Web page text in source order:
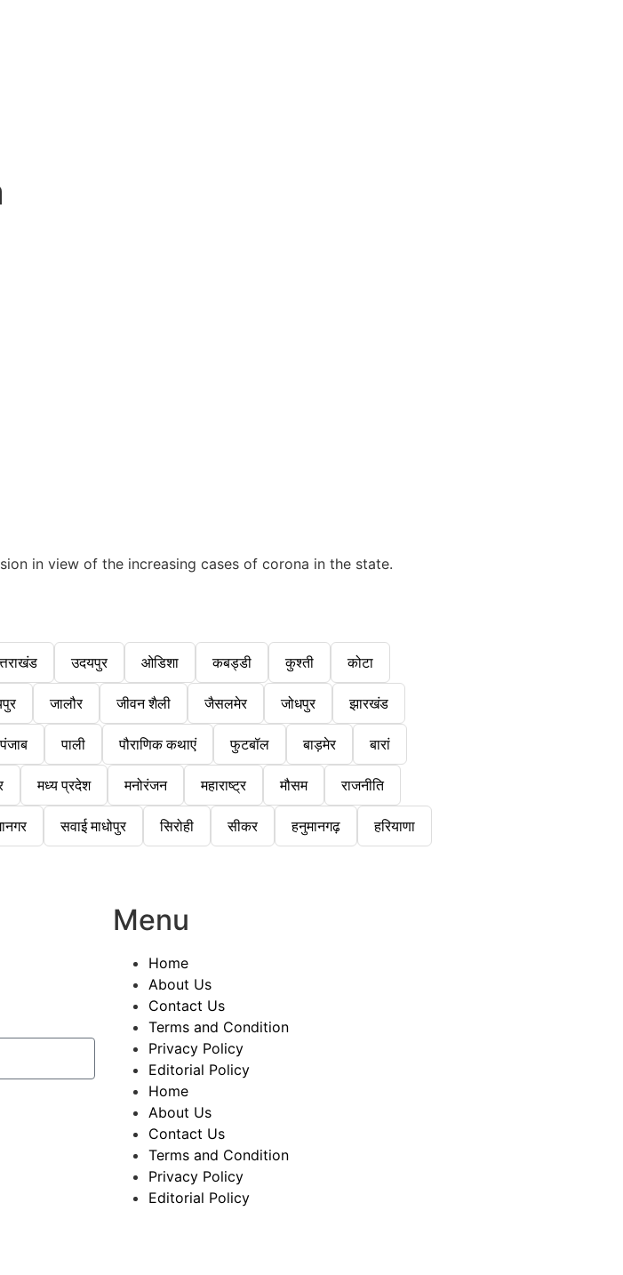
in view of the increasing cases of corona in the state.
उदयपुर ओडिशा कबड्डी कुश्ती कोटा
जालौर जीवन शैली जैसलमेर जोधपुर झारखंड
पंजाब पाली पौराणिक कथाएं फुटबॉल बाड़मेर बारां
मध्य प्रदेश मनोरंजन महाराष्ट्र मौसम राजनीति
सवाई माधोपुर सिरोही सीकर हनुमानगढ़ हरियाणा
Menu
Home
About Us
Contact Us
Terms and Condition
Privacy Policy
Editorial Policy
Home
About Us
Contact Us
Terms and Condition
Privacy Policy
Editorial Policy